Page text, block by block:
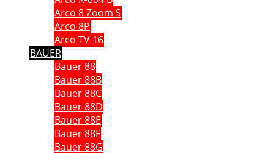
Arco 8 Zoom S
Arco 8P
Arco TV 16
BAUER
Bauer 88
Bauer 88B
Bauer 88C
Bauer 88D
Bauer 88E
Bauer 88F
Bauer 88G